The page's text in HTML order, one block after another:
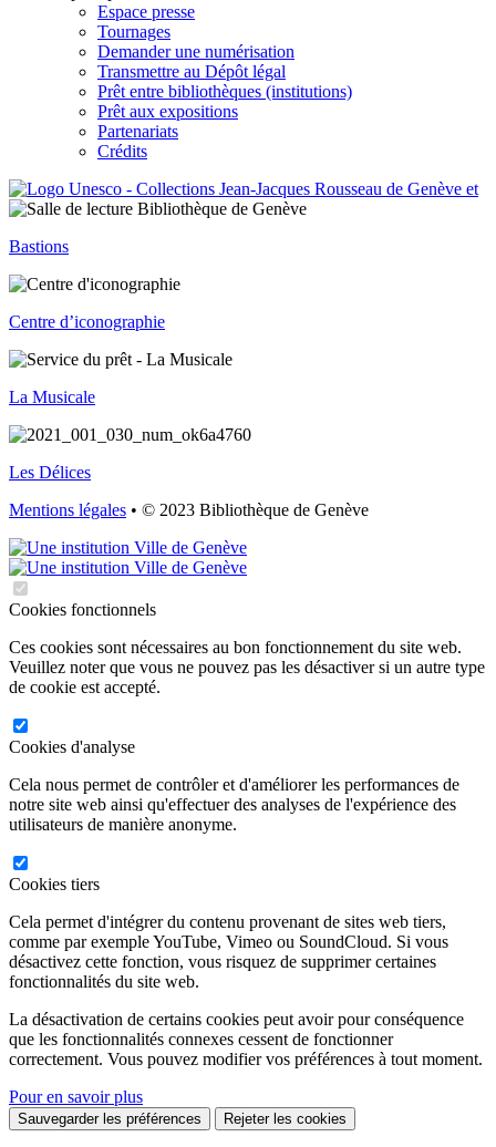
Espace presse
Tournages
Demander une numérisation
Transmettre au Dépôt légal
Prêt entre bibliothèques (institutions)
Prêt aux expositions
Partenariats
Crédits
Bastions
Centre d’iconographie
La Musicale
Les Délices
Mentions légales • © 2023 Bibliothèque de Genève
Cookies fonctionnels
Ces cookies sont nécessaires au bon fonctionnement du site web.
Veuillez noter que vous ne pouvez pas les désactiver si un autre type
de cookie est accepté.
Cookies d'analyse
Cela nous permet de contrôler et d'améliorer les performances de
notre site web ainsi qu'effectuer des analyses de l'expérience des
utilisateurs de manière anonyme.
Cookies tiers
Cela permet d'intégrer du contenu provenant de sites web tiers,
comme par exemple YouTube, Vimeo ou SoundCloud. Si vous
désactivez cette fonction, vous risquez de supprimer certaines
fonctionnalités du site web.
La désactivation de certains cookies peut avoir pour conséquence
que les fonctionnalités connexes cessent de fonctionner
correctement. Vous pouvez modifier vos préférences à tout moment.
Pour en savoir plus
Sauvegarder les préférences Rejeter les cookies